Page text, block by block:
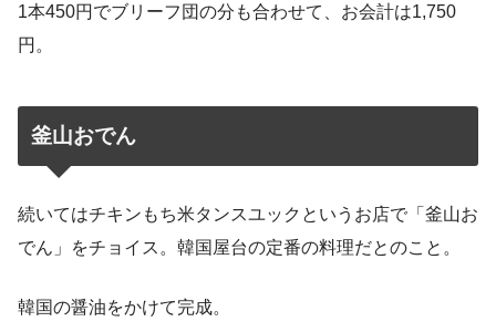
1本450円でブリーフ団の分も合わせて、お会計は1,750
円。
釜山おでん
続いてはチキンもち米タンスユックというお店で「釜山お
でん」をチョイス。韓国屋台の定番の料理だとのこと。
韓国の醤油をかけて完成。